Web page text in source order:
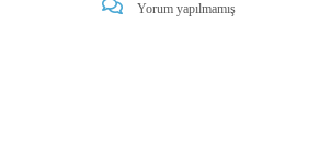
Yorum yapılmamış